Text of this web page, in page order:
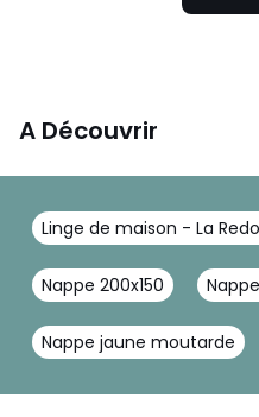
A Découvrir
Linge de maison - La
Nappe 200x150
Nappe jaune moutarde